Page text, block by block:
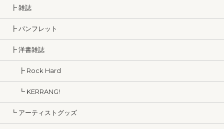
┣ 雑誌
┣ パンフレット
┣ 洋書雑誌
┣ Rock Hard
┗ KERRANG!
┗ アーティストグッズ